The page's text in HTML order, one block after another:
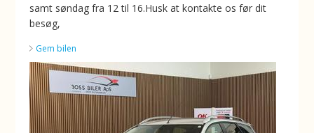
samt søndag fra 12 til 16.Husk at kontakte os før dit
besøg,
Gem bilen